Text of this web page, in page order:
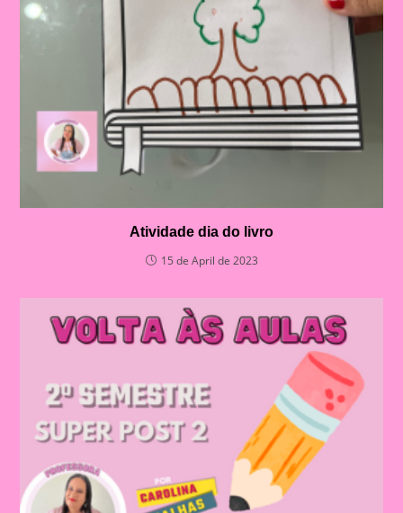
Atividade dia do livro
15 de April de 2023